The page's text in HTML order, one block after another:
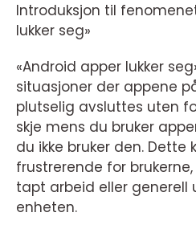
Introduksjon til
lukker seg»
«Android apper lukker
situasjoner der appene
plutselig avsluttes uten
skje mens du bruker
du ikke bruker den.
frustrerende for
tapt arbeid eller generell
enheten.